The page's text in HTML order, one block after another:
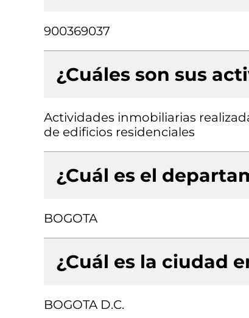
900369037
¿Cuáles son sus
Actividades inmobiliarias
de edificios residenciales
¿Cuál es el
BOGOTA
¿Cuál es la ciudad
BOGOTA D.C.